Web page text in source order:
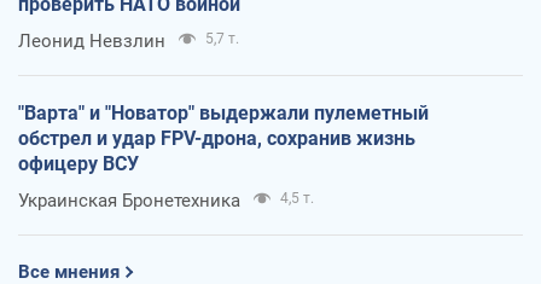
Леонид Невзлин 5,7 т.
"Варта" и "Новатор" выдержали пулеметный
обстрел и удар FPV-дрона, сохранив жизнь
офицеру ВСУ
Украинская Бронетехника 4,5 т.
Все мнения